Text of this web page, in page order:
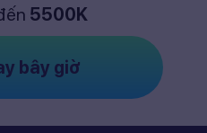
5500K
bây giờ